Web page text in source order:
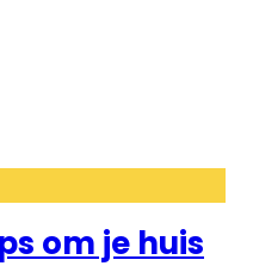
om je huis